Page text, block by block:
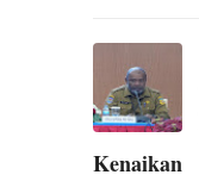
Kenaikan